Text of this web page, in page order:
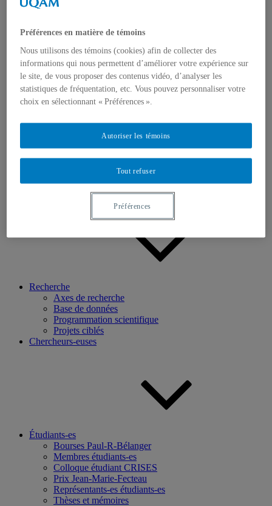
Dans les médias
Distinctions
Événements à venir
Archives et bilans
Colloque international CRISES
Perspectives et dialogue
Vidéos et baladodiffusions
Recherche
Axes de recherche
Base de données
Programmation scientifique
Projets ciblés
Chercheurs-euses
Étudiants-es
Bourses Paul-R-Bélanger
Membres étudiants-es
Colloque étudiant CRISES
Prix Jean-Marie-Fecteau
Représentants-es étudiants-es
Thèses et mémoires
Préférences en matière de témoins
Nous utilisons des témoins (cookies) afin de collecter des
informations qui nous permettent d’améliorer votre expérience sur
le site, de vous proposer des contenus vidéo, d’analyser les
statistiques de fréquentation, etc. Vous pouvez personnaliser votre
choix en sélectionnant « Préférences ».
Tout refuser
Autoriser les témoins
Préférences